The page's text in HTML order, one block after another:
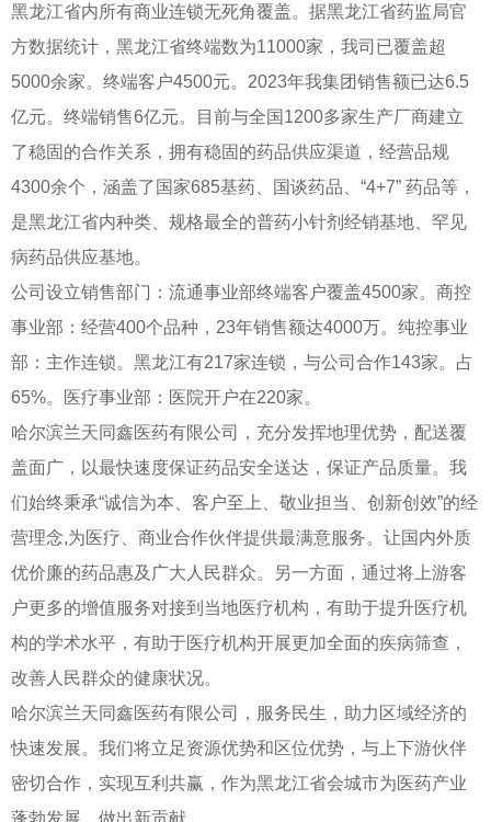
黑龙江省内所有商业连锁无死角覆盖。据黑龙江省药监局官
方数据统计，黑龙江省终端数为11000家，我司已覆盖超
5000余家。终端客户4500元。2023年我集团销售额已达6.5
亿元。终端销售6亿元。目前与全国1200多家生产厂商建立
了稳固的合作关系，拥有稳固的药品供应渠道，经营品规
4300余个，涵盖了国家685基药、国谈药品、“4+7” 药品等，
是黑龙江省内种类、规格最全的普药小针剂经销基地、罕见
病药品供应基地。
公司设立销售部门：流通事业部终端客户覆盖4500家。商控
事业部：经营400个品种，23年销售额达4000万。纯控事业
部：主作连锁。黑龙江有217家连锁，与公司合作143家。占
65%。医疗事业部：医院开户在220家。
哈尔滨兰天同鑫医药有限公司，充分发挥地理优势，配送覆
盖面广，以最快速度保证药品安全送达，保证产品质量。我
们始终秉承“诚信为本、客户至上、敬业担当、创新创效”的经
营理念,为医疗、商业合作伙伴提供最满意服务。让国内外质
优价廉的药品惠及广大人民群众。另一方面，通过将上游客
户更多的增值服务对接到当地医疗机构，有助于提升医疗机
构的学术水平，有助于医疗机构开展更加全面的疾病筛查，
改善人民群众的健康状况。
哈尔滨兰天同鑫医药有限公司，服务民生，助力区域经济的
快速发展。我们将立足资源优势和区位优势，与上下游伙伴
密切合作，实现互利共赢，作为黑龙江省会城市为医药产业
蓬勃发展，做出新贡献。